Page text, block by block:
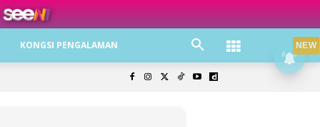
KONGSI PENGALAMAN NEW